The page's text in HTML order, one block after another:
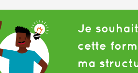
Je
cette
ma